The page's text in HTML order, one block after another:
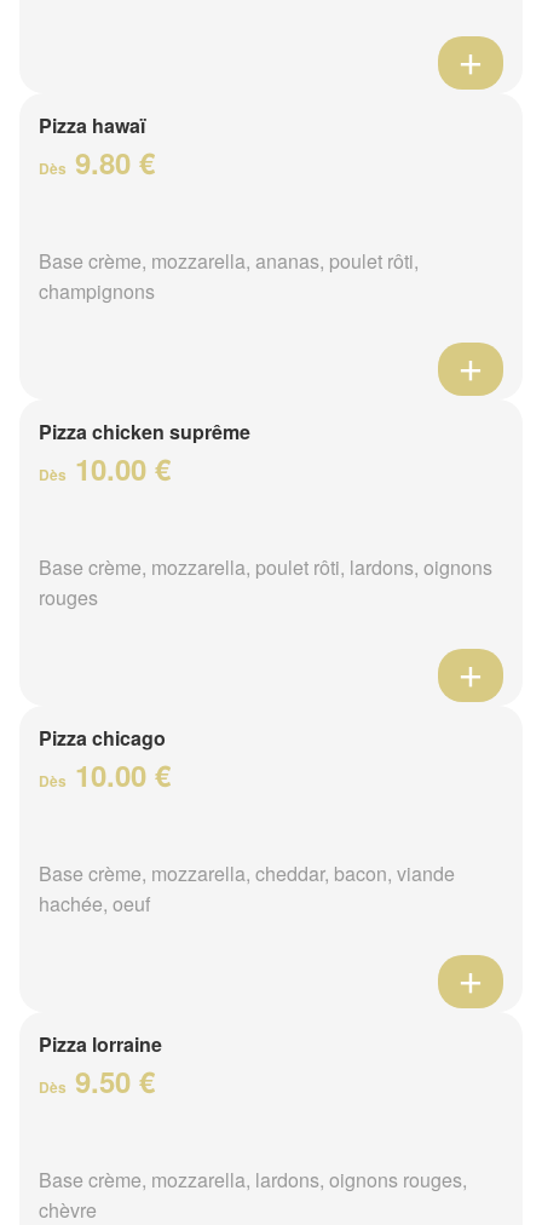
Pizza hawaï
Dès 9.80 €
Base crème, mozzarella, ananas, poulet rôti,
champignons
Pizza chicken suprême
Dès 10.00 €
Base crème, mozzarella, poulet rôti, lardons, oignons
rouges
Pizza chicago
Dès 10.00 €
Base crème, mozzarella, cheddar, bacon, viande
hachée, oeuf
Pizza lorraine
Dès 9.50 €
Base crème, mozzarella, lardons, oignons rouges,
chèvre